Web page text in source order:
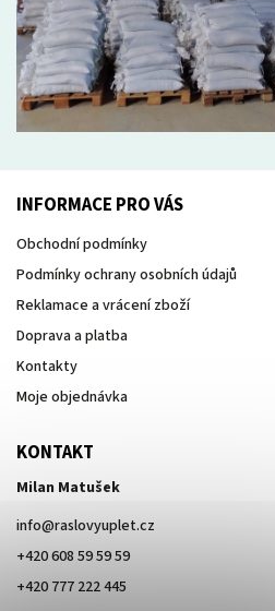
INFORMACE PRO VÁS
Obchodní podmínky
Podmínky ochrany osobních údajů
Reklamace a vrácení zboží
Doprava a platba
Kontakty
Moje objednávka
KONTAKT
Milan Matušek
info@raslovyuplet.cz
+420 608 59 59 59
+420 777 222 445